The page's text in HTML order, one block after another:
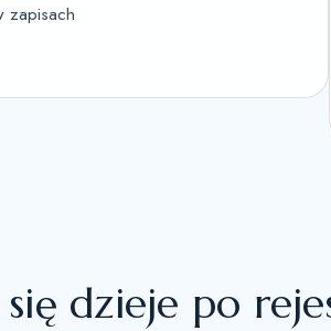
zapisach
się dzieje po